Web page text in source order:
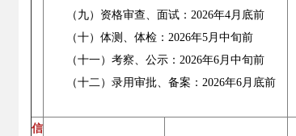
（九）资格审查、面试： 2026年4月底前
（十）体测、体检： 2026年5月中旬前
（十一）考察、公示： 2026年6月中旬前
（十二）录用审批、备案： 2026年6月底前
信